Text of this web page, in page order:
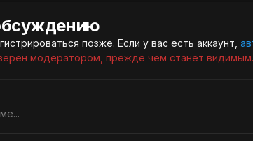
позже. Если у вас есть аккаунт,
модератором, прежде чем станет видимым.